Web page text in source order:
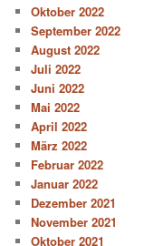
Oktober 2022
September 2022
August 2022
Juli 2022
Juni 2022
Mai 2022
April 2022
März 2022
Februar 2022
Januar 2022
Dezember 2021
November 2021
Oktober 2021